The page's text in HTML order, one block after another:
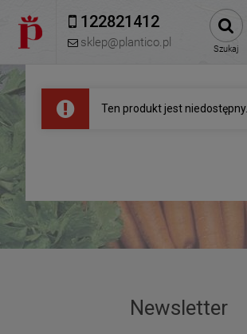
122821412
sklep@plantico.pl Szukaj
Ten produkt jest niedostępny.
Newsletter